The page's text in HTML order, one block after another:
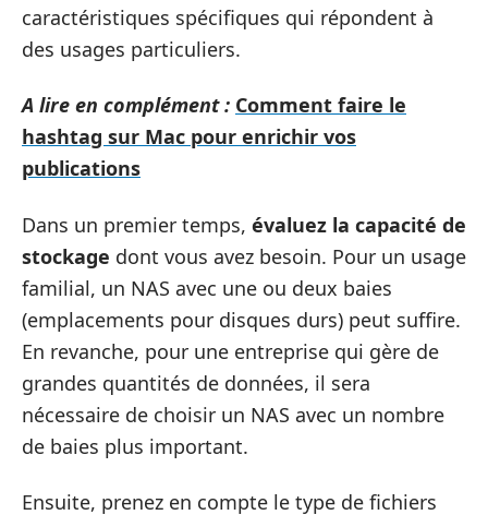
caractéristiques spécifiques qui répondent à
des usages particuliers.
A lire en complément : Comment faire le
hashtag sur Mac pour enrichir vos
publications
Dans un premier temps, évaluez la capacité de
stockage dont vous avez besoin. Pour un usage
familial, un NAS avec une ou deux baies
(emplacements pour disques durs) peut suffire.
En revanche, pour une entreprise qui gère de
grandes quantités de données, il sera
nécessaire de choisir un NAS avec un nombre
de baies plus important.
Ensuite, prenez en compte le type de fichiers